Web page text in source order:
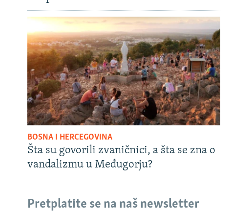
BOSNA I HERCEGOVINA
Šta su govorili zvaničnici, a šta se zna o
vandalizmu u Međugorju?
Pretplatite se na naš newsletter